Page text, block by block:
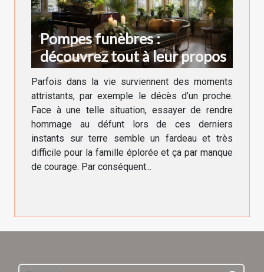
Pompes funèbres :
découvrez tout à leur propos
Parfois dans la vie surviennent des moments
attristants, par exemple le décès d’un proche.
Face à une telle situation, essayer de rendre
hommage au défunt lors de ces derniers
instants sur terre semble un fardeau et très
difficile pour la famille éplorée et ça par manque
de courage. Par conséquent...